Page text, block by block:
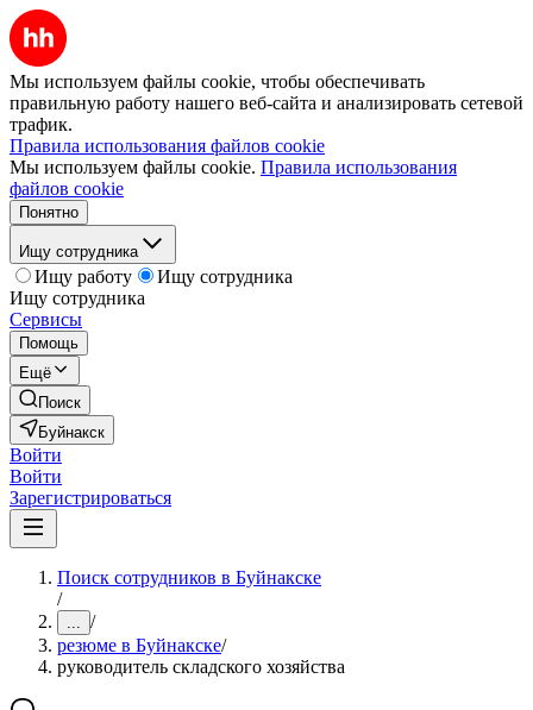
Мы используем файлы cookie, чтобы обеспечивать
правильную работу нашего веб-сайта и анализировать сетевой
трафик.
Правила использования файлов cookie
Мы используем файлы cookie. Правила использования
файлов cookie
Понятно
Ищу сотрудника
Ищу работу
Ищу сотрудника
Ищу сотрудника
Сервисы
Помощь
Ещё
Поиск
Буйнакск
Войти
Войти
Зарегистрироваться
Поиск сотрудников в Буйнакске
/
... /
резюме в Буйнакске/
руководитель складского хозяйства